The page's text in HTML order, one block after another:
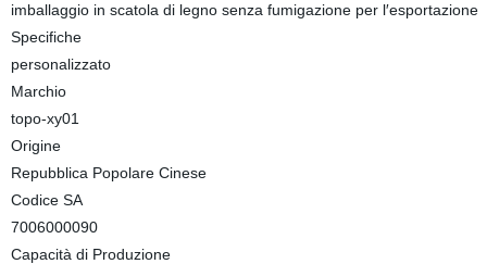
imballaggio in scatola di legno senza fumigazione per l′esportazione
Specifiche
personalizzato
Marchio
topo-xy01
Origine
Repubblica Popolare Cinese
Codice SA
7006000090
Capacità di Produzione